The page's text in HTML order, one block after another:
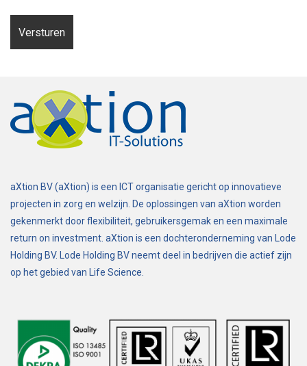
aXtion BV (aXtion) is een ICT organisatie gericht op innovatieve
projecten in zorg en welzijn. De oplossingen van aXtion worden
gekenmerkt door flexibiliteit, gebruikersgemak en een maximale
return on investment. aXtion is een dochteronderneming van Lode
Holding BV. Lode Holding BV neemt deel in bedrijven die actief zijn
op het gebied van Life Science.